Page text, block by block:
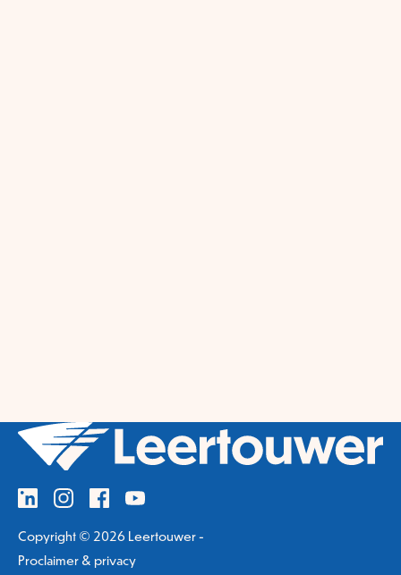
Copyright © 2026 Leertouwer -
Proclaimer & privacy